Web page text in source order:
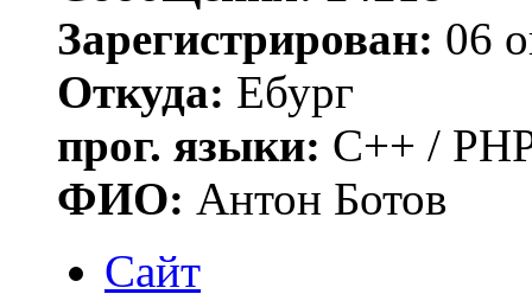
Зарегистрирован: 06
Откуда: Ебург
прог. языки: C++ /
ФИО: Антон Ботов
Сайт